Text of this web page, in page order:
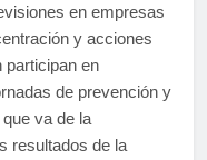
en empresas
y acciones
participan en
de prevención y
va de la
resultados de la